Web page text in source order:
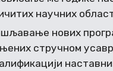
научних
нових
стручном